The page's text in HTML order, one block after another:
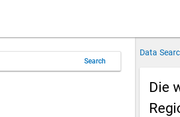
Search
Data
Die